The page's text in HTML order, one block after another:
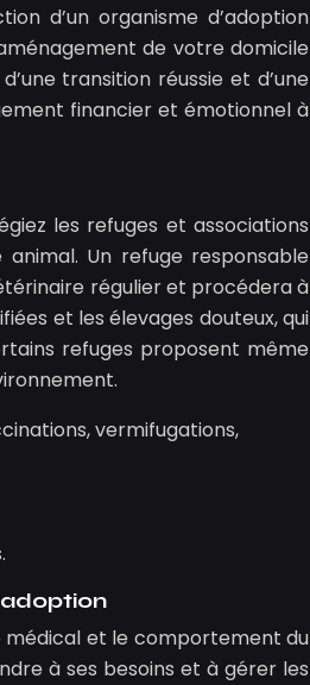
d’un organisme d’adoption
de votre domicile
transition réussie et d’une
financier et émotionnel à
les refuges et associations
Un refuge responsable
régulier et procédera à
et les élevages douteux, qui
refuges proposent même
vermifugations,
médical et le comportement du
à ses besoins et à gérer les